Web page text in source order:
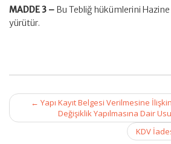
MADDE 3 – Bu Tebliğ hükümlerini
yürütür.
Post
navigation
← Yapı Kayıt Belgesi Verilmesine
Değişiklik Yapılmasına Dair
KDV